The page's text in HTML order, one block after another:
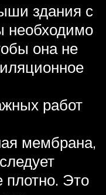
здания с
она не
работ
мембрана,
плотно. Это